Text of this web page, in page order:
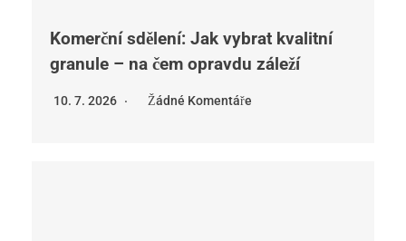
Komerční sdělení: Jak vybrat kvalitní
granule – na čem opravdu záleží
10. 7. 2026 Žádné Komentáře